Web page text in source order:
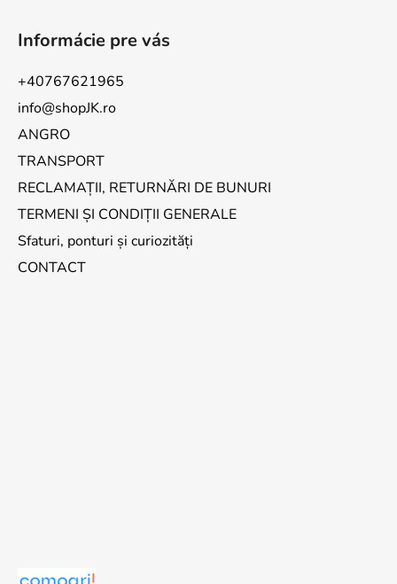
Informácie pre vás
+40767621965
info@shopJK.ro
ANGRO
TRANSPORT
RECLAMAȚII, RETURNĂRI DE BUNURI
TERMENI ȘI CONDIȚII GENERALE
Sfaturi, ponturi și curiozități
CONTACT